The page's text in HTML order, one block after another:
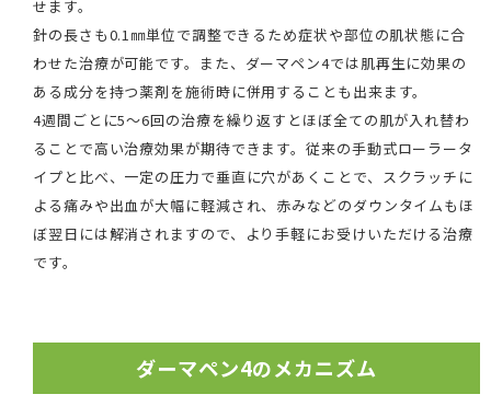
せます。
針の長さも0.1㎜単位で調整できるため症状や部位の肌状態に合
わせた治療が可能です。また、ダーマペン4では肌再生に効果の
ある成分を持つ薬剤を施術時に併用することも出来ます。
4週間ごとに5～6回の治療を繰り返すとほぼ全ての肌が入れ替わ
ることで高い治療効果が期待できます。従来の手動式ローラータ
イプと比べ、一定の圧力で垂直に穴があくことで、スクラッチに
よる痛みや出血が大幅に軽減され、赤みなどのダウンタイムもほ
ぼ翌日には解消されますので、より手軽にお受けいただける治療
です。
ダーマペン4のメカニズム